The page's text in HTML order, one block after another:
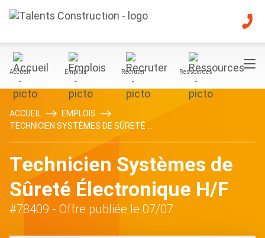
Accueil Emplois Recruter Ressources
ACCUEIL
EMPLOIS
TECHNICIEN SYSTÈMES DE SÛRETÉ ...
Technicien Systèmes de
Sûreté Électronique H/F
#78409 - Offre publiée le 07/07